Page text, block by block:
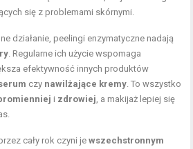
się z problemami skórnymi.
działanie, peelingi enzymatyczne nadają
. Regularne ich użycie wspomaga
efektywność innych produktów
czy nawilżające kremy. To wszystko
i zdrowiej, a makijaż lepiej się
cały rok czyni jewszechstronnym